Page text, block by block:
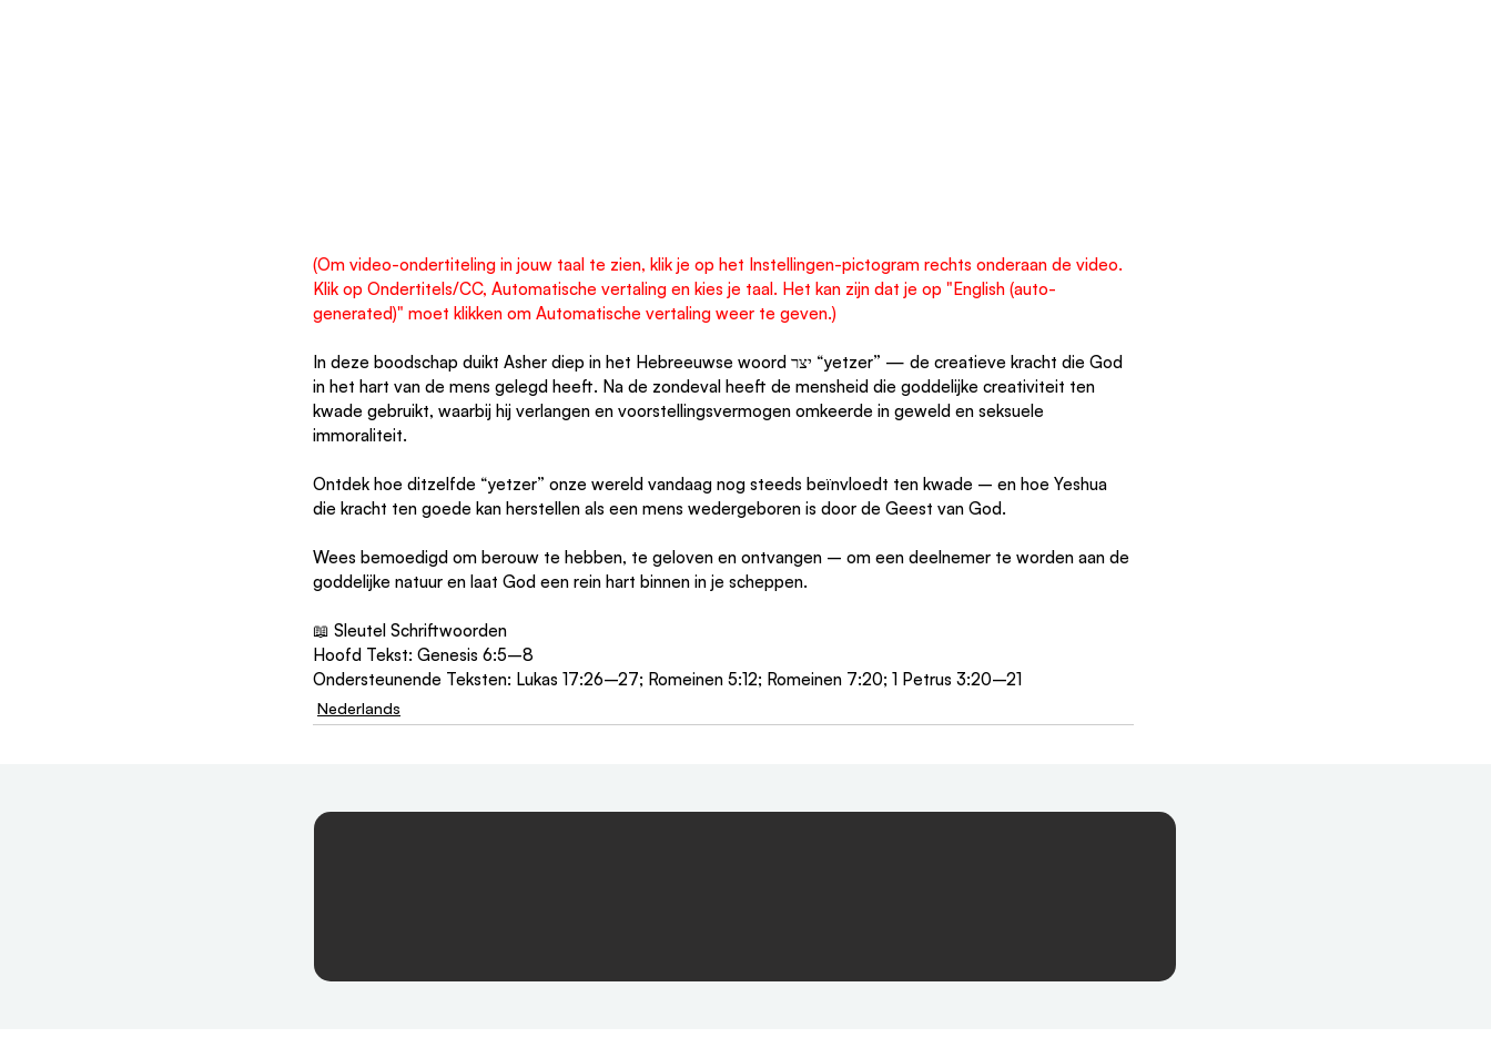
(Om video-ondertiteling in jouw taal te zien, klik je op het Instellingen-pictogram rechts onderaan de video.
Klik op Ondertitels/CC, Automatische vertaling en kies je taal. Het kan zijn dat je op "English (auto-
generated)" moet klikken om Automatische vertaling weer te geven.)
In deze boodschap duikt Asher diep in het Hebreeuwse woord יצר “yetzer” — de creatieve kracht die God
in het hart van de mens gelegd heeft. Na de zondeval heeft de mensheid die goddelijke creativiteit ten
kwade gebruikt, waarbij hij verlangen en voorstellingsvermogen omkeerde in geweld en seksuele
immoraliteit.
Ontdek hoe ditzelfde “yetzer” onze wereld vandaag nog steeds beïnvloedt ten kwade – en hoe Yeshua
die kracht ten goede kan herstellen als een mens wedergeboren is door de Geest van God.
Wees bemoedigd om berouw te hebben, te geloven en ontvangen – om een deelnemer te worden aan de
goddelijke natuur en laat God een rein hart binnen in je scheppen.
📖 Sleutel Schriftwoorden
Hoofd Tekst: Genesis 6:5–8
Ondersteunende Teksten: Lukas 17:26–27; Romeinen 5:12; Romeinen 7:20; 1 Petrus 3:20–21
Nederlands